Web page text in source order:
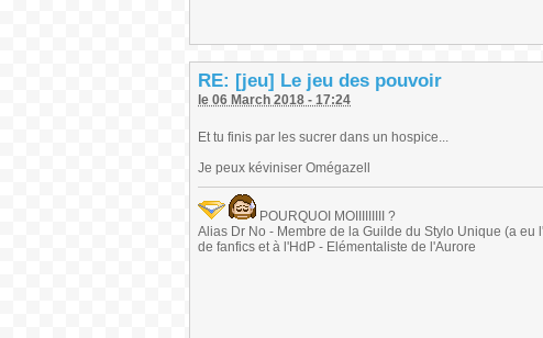
RE: [jeu] Le jeu des pouvoir
le 06 March 2018 - 17:24
Et tu finis par les sucrer dans un hospice...
Je peux kéviniser Omégazell
POURQUOI MOIIIIIIIII ?
Alias Dr No - Membre de la Guilde du Stylo Unique (a
de fanfics et à l'HdP - Elémentaliste de l'Aurore